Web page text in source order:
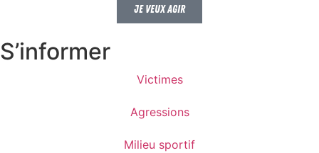
Je veux agir
S’informer
Victimes
Agressions
Milieu sportif